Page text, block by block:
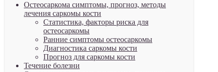
Остеосаркома симптомы, прогноз, методы
лечения саркомы кости
Статистика, факторы риска для
остеосаркомы
Ранние симптомы остеосаркомы
Диагностика саркомы кости
Прогноз для саркомы кости
Течение болезни